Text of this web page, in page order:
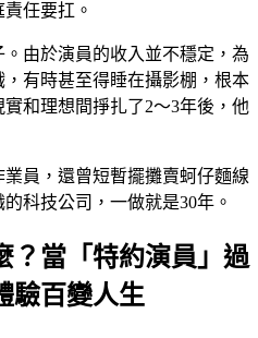
任要扛。
由於演員的收入並不穩定，為
有時甚至得睡在攝影棚，根本
和理想間掙扎了2～3年後，他
員，還曾短暫擺攤賣蚵仔麵線
科技公司，一做就是30年。
？當「特約演員」過
驗百變人生